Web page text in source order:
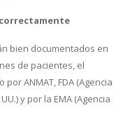
correctamente
bien documentados en
de pacientes, el
ANMAT, FDA (Agencia
y por la EMA (Agencia